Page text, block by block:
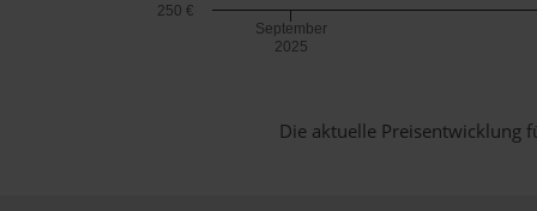
September
2025
250 €
Die aktuelle Preisentwicklung